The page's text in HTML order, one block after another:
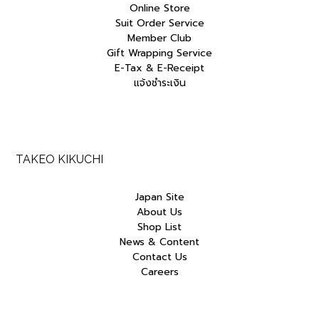
Online Store
Suit Order Service
Member Club
Gift Wrapping Service
E-Tax & E-Receipt
แจ้งชำระเงิน
TAKEO KIKUCHI
Japan Site
About Us
Shop List
News & Content
Contact Us
Careers